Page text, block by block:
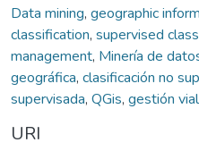
Data mining, geographic
classification, supervised
management, Minería de
geográfica, clasificación no
supervisada, QGis, gestión vial
URI